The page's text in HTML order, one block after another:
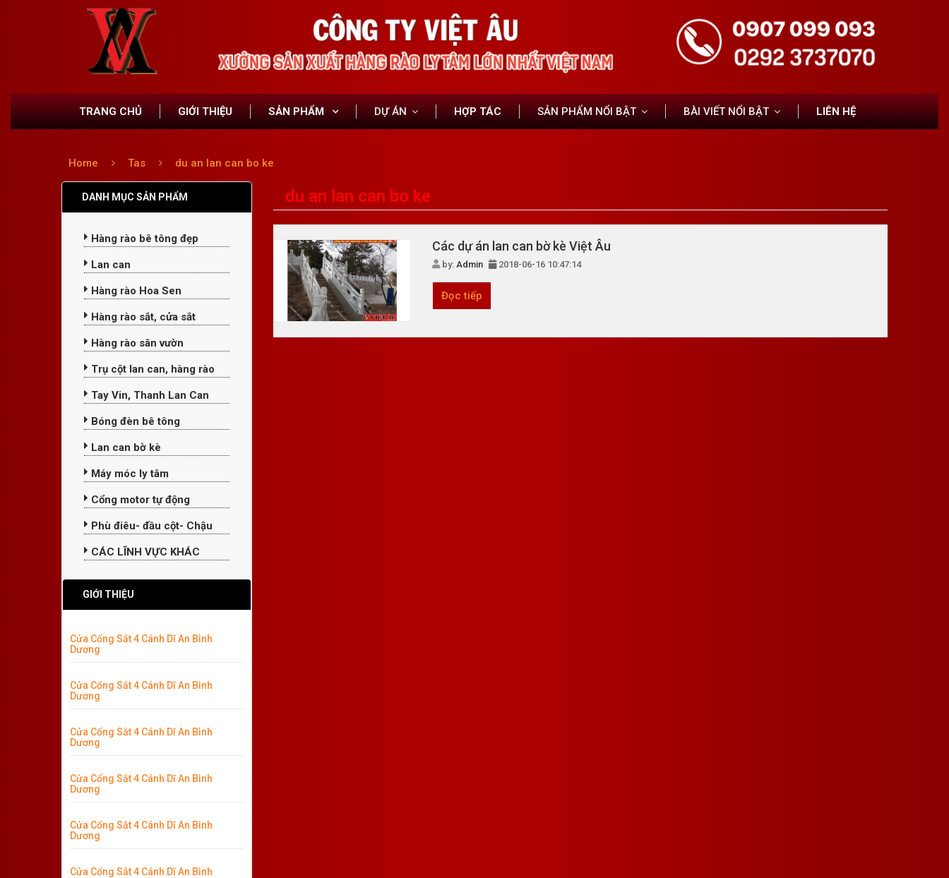
TRANG CHỦ GIỚI THIỆU SẢN PHẨM DỰ ÁN HỢP TÁC SẢN PHẨM NỔI BẬT BÀI VIẾT NỔI BẬT LIÊN HỆ
Home Tas du an lan can bo ke
DANH MỤC SẢN PHẨM
Hàng rào bê tông đẹp
Lan can
Hàng rào Hoa Sen
Hàng rào sắt, cửa sắt
Hàng rào sân vườn
Trụ cột lan can, hàng rào
Tay Vin, Thanh Lan Can
Bóng đèn bê tông
Lan can bờ kè
Máy móc ly tâm
Cổng motor tự động
Phù điêu- đầu cột- Chậu
CÁC LĨNH VỰC KHÁC
GIỚI THIỆU
Cửa Cổng Sắt 4 Cánh Dĩ An Bình
Dương
Cửa Cổng Sắt 4 Cánh Dĩ An Bình
Dương
Cửa Cổng Sắt 4 Cánh Dĩ An Bình
Dương
Cửa Cổng Sắt 4 Cánh Dĩ An Bình
Dương
Cửa Cổng Sắt 4 Cánh Dĩ An Bình
Dương
Cửa Cổng Sắt 4 Cánh Dĩ An Bình
du an lan can bo ke
Các dự án lan can bờ kè Việt Âu
by: Admin 2018-06-16 10:47:14
Đọc tiếp